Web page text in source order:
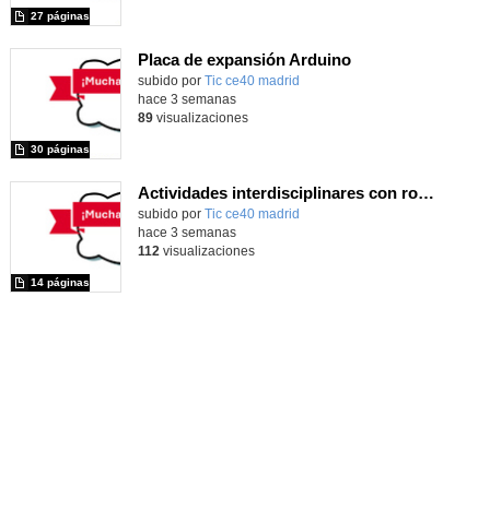
27 páginas
Placa de expansión Arduino
Contenido educativo.
subido por Tic ce40 madrid
30 páginas
hace 3 semanas
89visualizaciones
Actividades interdisciplinares con robótica y pensamiento computacional
Contenido educativo.
subido por Tic ce40 madrid
14 páginas
hace 3 semanas
112 visualizaciones